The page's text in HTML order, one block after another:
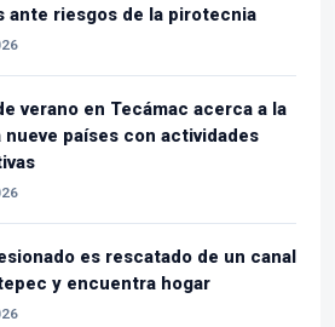
ante riesgos de la pirotecnia
verano en Tecámac acerca a la
nueve países con actividades
es rescatado de un canal
y encuentra hogar